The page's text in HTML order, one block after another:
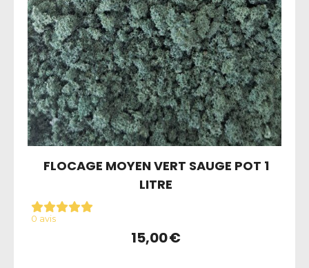
FLOCAGE MOYEN VERT SAUGE POT 1
LITRE
0 avis
15,00€